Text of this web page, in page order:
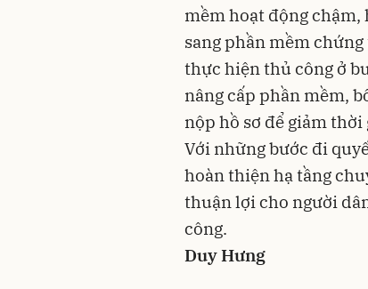
mềm hoạt động chậm,
sang phần mềm
thực hiện thủ công ở
nâng cấp phần mềm,
nộp hồ sơ để giảm
Với những bước đi
hoàn thiện hạ tầng
thuận lợi cho người
công.
Duy Hưng